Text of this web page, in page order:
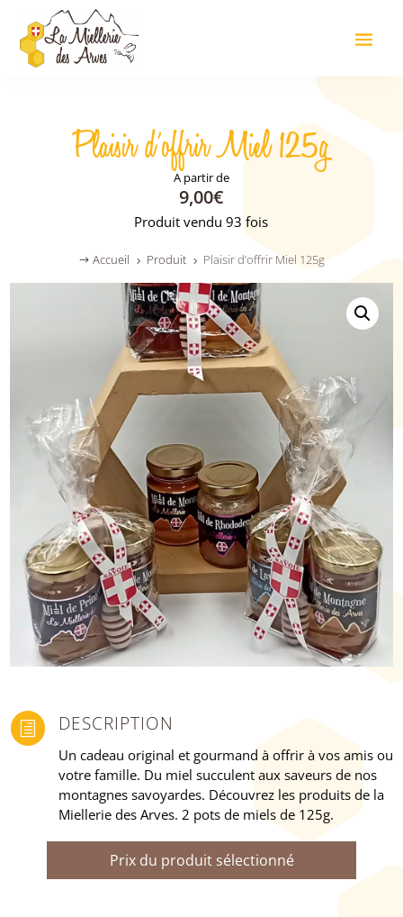
Plaisir d’offrir Miel 125g
9,00€
Produit vendu 93 fois
$ Accueil 5 Produit 5 Plaisir d’offrir Miel 125g
h DESCRIPTION
Un cadeau original et gourmand à offrir à vos amis ou
votre famille. Du miel succulent aux saveurs de nos
montagnes savoyardes. Découvrez les produits de la
Miellerie des Arves. 2 pots de miels de 125g.